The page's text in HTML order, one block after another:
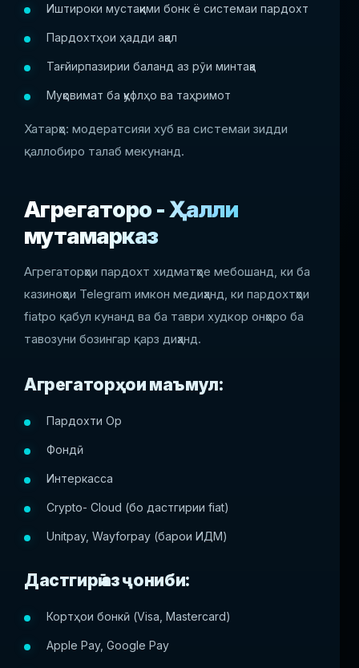
Иштироки мустақими бонк ё системаи пардохт
Пардохтҳои ҳадди ақал
Тағйирпазирии баланд аз рӯи минтақа
Муқовимат ба қуфлҳо ва таҳримот
Хатарҳо: модератсияи хуб ва системаи зидди
қаллобиро талаб мекунанд.
Агрегаторҳо - Ҳалли
мутамарказ
Агрегаторҳои пардохт хидматҳое мебошанд, ки ба
казиноҳои Telegram имкон медиҳанд, ки пардохтҳои
fiatро қабул кунанд ва ба таври худкор онҳоро ба
тавозуни бозингар қарз диҳанд.
Агрегаторҳои маъмул:
Пардохти Op
Фондӣ
Интеркасса
Crypto- Cloud (бо дастгирии fiat)
Unitpay, Wayforpay (барои ИДМ)
Дастгирӣ аз ҷониби:
Кортҳои бонкӣ (Visa, Mastercard)
Apple Pay, Google Pay